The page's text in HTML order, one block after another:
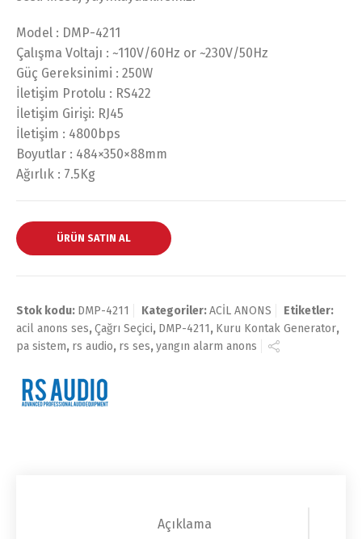
Model : DMP-4211
Çalışma Voltajı : ~110V/60Hz or ~230V/50Hz
Güç Gereksinimi : 250W
İletişim Protolu : RS422
İletişim Girişi: RJ45
İletişim : 4800bps
Boyutlar : 484×350×88mm
Ağırlık : 7.5Kg
ÜRÜN SATIN AL
Stok kodu: DMP-4211 Kategoriler:ACİL ANONS
Etiketler:
acil anons ses,Çağrı Seçici, DMP-4211, Kuru Kontak Generator,
pa sistem, rs audio, rs ses,yangın alarm anons
Açıklama